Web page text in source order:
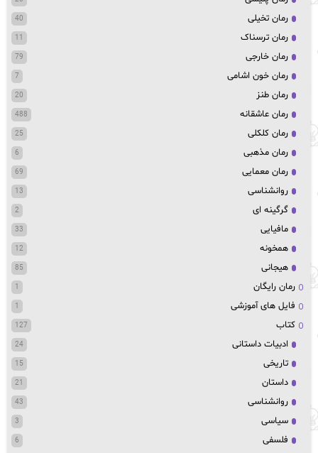
رمان تخیلی 40
رمان ترسناک 11
رمان خارجی 79
رمان خون اشامی 7
رمان طنز 20
رمان عاشقانه 488
رمان کلکلی 25
رمان مذهبی 6
رمان معمایی 69
روانشناسی 13
گرگینه ای 2
مافیایی 33
همخونه 12
هیجانی 85
رمان رایگان 1
فایل های آموزشی 1
کتاب 127
ادبیات داستانی 24
تاریخی 15
داستان 21
روانشناسی 43
سیاسی 3
فلسفی 6